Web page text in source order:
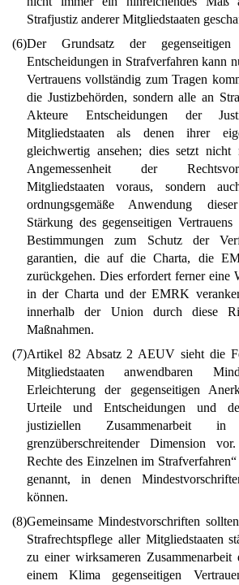
Strafjustiz anderer Mitgliedstaaten
(6)Der Grundsatz der
Entscheidungen in Strafverfahren kann
Vertrauens vollständig zum Tragen
die Justizbehörden, sondern alle an
Akteure Entscheidungen der
Mitgliedstaaten als denen ihrer
gleichwertig ansehen; dies setzt
Angemessenheit der
Mitgliedstaaten voraus, sondern
ordnungsgemäße Anwendung
Stärkung des gegenseitigen
Bestimmungen zum Schutz der
garantien, die auf die Charta, die
zurückgehen. Dies erfordert ferner eine
in der Charta und der EMRK
innerhalb der Union durch diese
Maßnahmen.
(7)Artikel 82 Absatz 2 AEUV sieht die
Mitgliedstaaten anwendbaren
Erleichterung der gegenseitigen
Urteile und Entscheidungen und
justiziellen Zusammenarbeit
grenzüberschreitender Dimension
Rechte des Einzelnen im
genannt, in denen
können.
(8)Gemeinsame Mindestvorschriften
Strafrechtspflege aller Mitgliedstaaten
zu einer wirksameren Zusammenarbeit
einem Klima gegenseitigen